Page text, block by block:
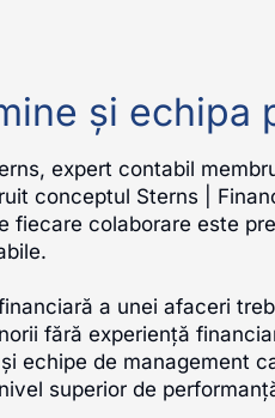
și echipa
expert contabil
conceptul Sterns |
fiecare colaborare este
a unei afaceri
fără experiență
echipe de management
superior de